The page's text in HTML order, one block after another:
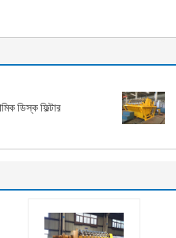
ডিস্ক ফিল্টার